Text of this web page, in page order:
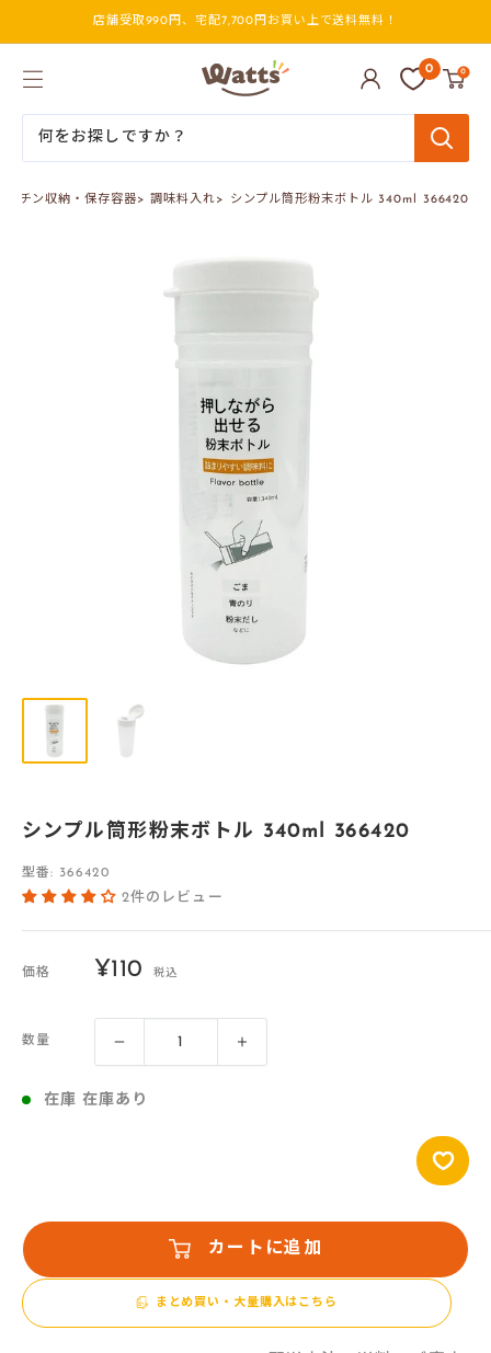
テ
店舗受取990円、宅配7,700円お買い上で送料無料！
ワ
ッ
ン
0 0
ッチン収納・保存容器> 調味料入れ> シンプル筒形粉末ボトル 340ml 366420
シンプル筒形粉末ボトル 340ml 366420
型番: 366420
2件のレビュー
価格
販
価
格
¥110 税込
数量
在庫 在庫あり
カートに追加
まとめ買い・大量購入はこちら